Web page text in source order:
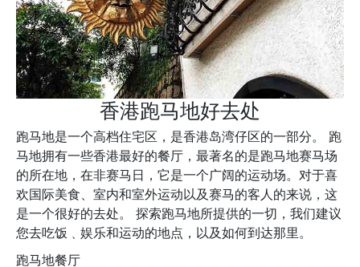
香港跑马地好去处
跑马地是一个高档住宅区，是香港岛湾仔区的一部分。 跑
马地拥有一些香港最好的餐厅，最著名的是跑马地赛马场
的所在地，在非赛马日，它是一个广阔的运动场。对于喜
欢国际美食、室内和室外运动以及赛马的客人的来说，这
是一个很好的去处。 探索跑马地所提供的一切，我们建议
您去吃饭﹑娱乐和运动的地点，以及如何到达那里。
跑马地餐厅